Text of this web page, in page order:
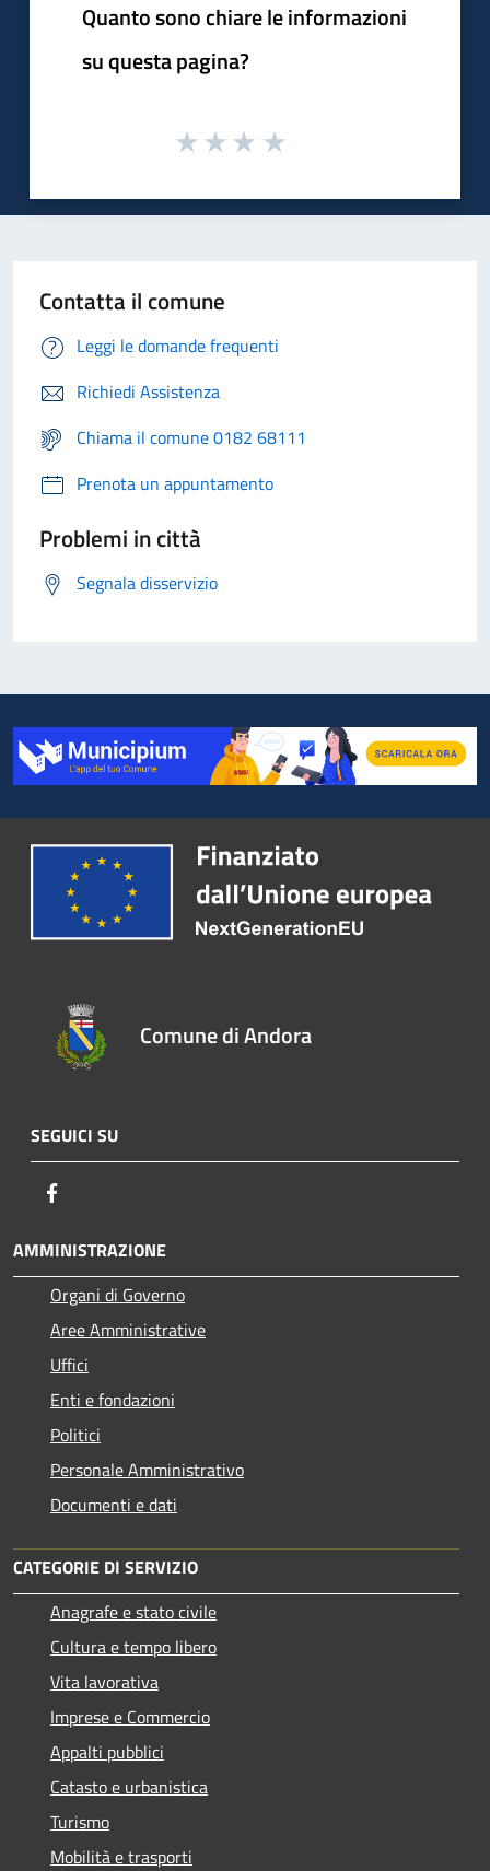
Quanto sono chiare le informazioni
su questa pagina?
Contatta il comune
Leggi le domande frequenti
Richiedi Assistenza
Chiama il comune 0182 68111
Prenota un appuntamento
Problemi in città
Segnala disservizio
Comune di Andora
SEGUICI SU
AMMINISTRAZIONE
Organi di Governo
Aree Amministrative
Uffici
Enti e fondazioni
Politici
Personale Amministrativo
Documenti e dati
CATEGORIE DI SERVIZIO
Anagrafe e stato civile
Cultura e tempo libero
Vita lavorativa
Imprese e Commercio
Appalti pubblici
Catasto e urbanistica
Turismo
Mobilità e trasporti